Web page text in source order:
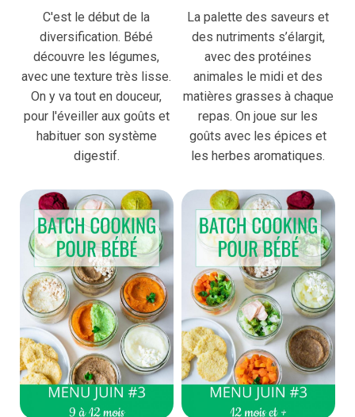
C'est le début de la
diversification. Bébé
découvre les légumes,
avec une texture très lisse.
On y va tout en douceur,
pour l'éveiller aux goûts et
habituer son système
digestif.
La palette des saveurs et
des nutriments s’élargit,
avec des protéines
animales le midi et des
matières grasses à chaque
repas. On joue sur les
goûts avec les épices et
les herbes aromatiques.